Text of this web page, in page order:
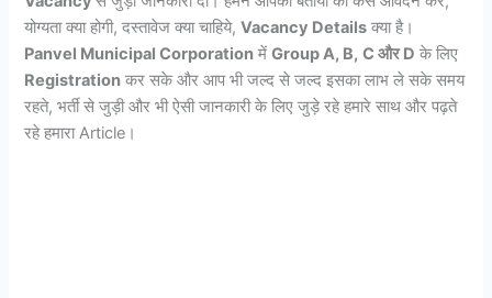
योग्यता क्या होगी, दस्तावेज क्या चाहिये,Vacancy Details क्या है।
Panvel Municipal Corporation मेंGroup A, B, C और D के लिए
Registration कर सके और आप भी जल्द से जल्द इसका लाभ ले सके समय
रहते, भर्ती से जुड़ी और भी ऐसी जानकारी के लिए जुड़े रहे हमारे साथ और पढ़ते
रहे हमारा Article।